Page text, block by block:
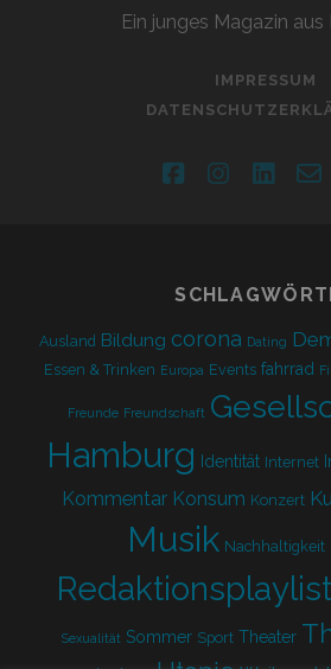
Ein junges Magazin
IMPRESSUM
facebookinstagram
Ausland Bildung corona Dating
Essen & Trinken Europa Events fahrrad
Freunde Freundschaft
Hamburg Identität Internet
Kommentar Konsum Konzert
Musik Nachhaltigkeit
Redaktionsplaylist
Sexualität Sommer Sport Theater